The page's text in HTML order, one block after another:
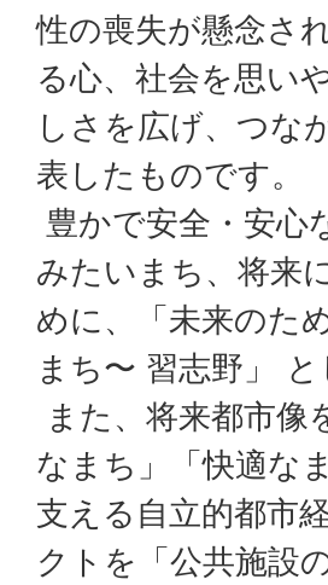
性の喪失が懸念さ
る心、社会を思い
しさを広げ、つな
表したものです。
豊かで安全・安心
みたいまち、将来
めに、「未来のた
まち〜 習志野」 と
また、将来都市
なまち」「快適な
支える自立的都市
クトを「公共施設